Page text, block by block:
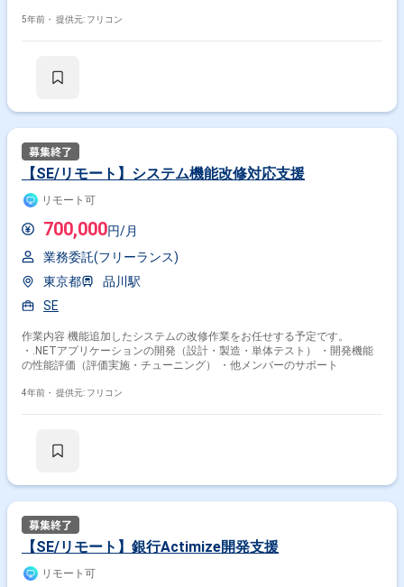
5年前・ 提供元: フリコン
【SE/リモート】システム機能改修対応支援
リモート可
700,000円/月
業務委託(フリーランス)
東京都
品川駅
SE
作業内容 機能追加したシステムの改修作業をお任せする予定です。
・.NETアプリケーションの開発（設計・製造・単体テスト） ・開発機能
の性能評価（評価実施・チューニング） ・他メンバーのサポート
4年前・ 提供元: フリコン
【SE/リモート】銀行Actimize開発支援
リモート可